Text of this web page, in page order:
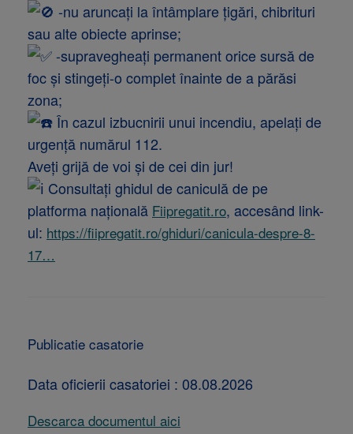
-nu aruncați la întâmplare țigări, chibrituri
sau alte obiecte aprinse;
-supravegheați permanent orice sursă de
foc și stingeți-o complet înainte de a părăsi
zona;
În cazul izbucnirii unui incendiu, apelați de
urgență numărul 112.
Aveți grijă de voi și de cei din jur!
Consultați ghidul de caniculă de pe
platforma națională Fiipregatit.ro, accesând link-
ul: https://fiipregatit.ro/ghiduri/canicula-despre-8-
17…
Publicatie casatorie
Data oficierii casatoriei : 08.08.2026
Descarca documentul aici